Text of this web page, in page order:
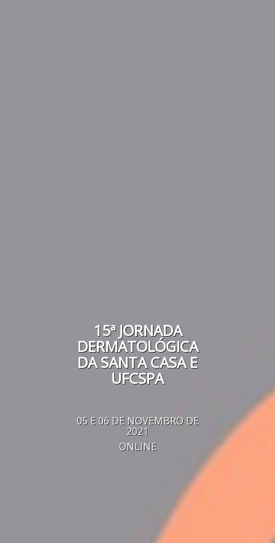
15ª JORNADA
DERMATOLÓGICA
DA SANTA CASA E
UFCSPA
05 E 06 DE NOVEMBRO DE
2021
ONLINE